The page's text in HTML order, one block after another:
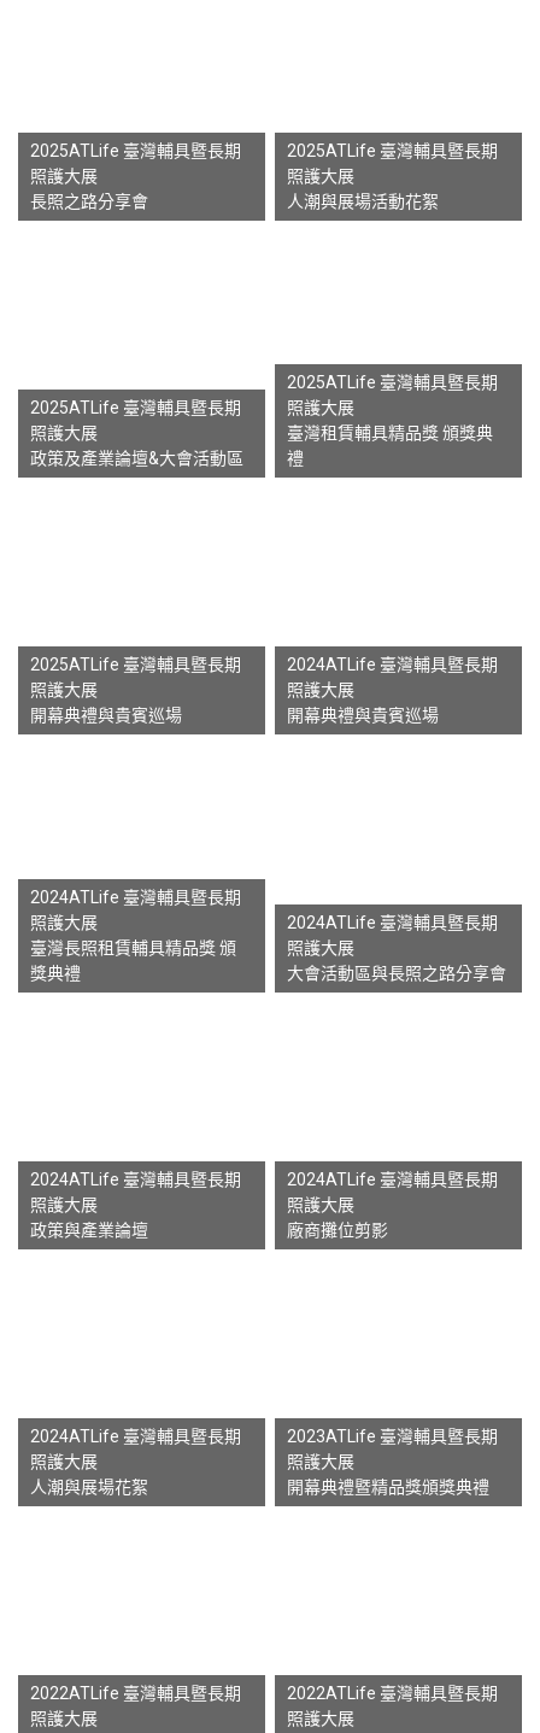
2025ATLife 臺灣輔具暨長期
照護大展
長照之路分享會
2025ATLife 臺灣輔具暨長期
照護大展
人潮與展場活動花絮
2025ATLife 臺灣輔具暨長期
照護大展
政策及產業論壇&大會活動區
2025ATLife 臺灣輔具暨長期
照護大展
臺灣租賃輔具精品獎 頒獎典
禮
2025ATLife 臺灣輔具暨長期
照護大展
開幕典禮與貴賓巡場
2024ATLife 臺灣輔具暨長期
照護大展
開幕典禮與貴賓巡場
2024ATLife 臺灣輔具暨長期
照護大展
臺灣長照租賃輔具精品獎 頒
獎典禮
2024ATLife 臺灣輔具暨長期
照護大展
大會活動區與長照之路分享會
2024ATLife 臺灣輔具暨長期
照護大展
政策與產業論壇
2024ATLife 臺灣輔具暨長期
照護大展
廠商攤位剪影
2024ATLife 臺灣輔具暨長期
照護大展
人潮與展場花絮
2023ATLife 臺灣輔具暨長期
照護大展
開幕典禮暨精品獎頒獎典禮
2022ATLife 臺灣輔具暨長期
照護大展
2022ATLife 臺灣輔具暨長期
照護大展